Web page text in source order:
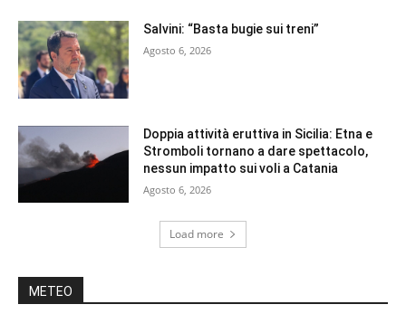
Salvini: “Basta bugie sui treni”
Agosto 6, 2026
Doppia attività eruttiva in Sicilia: Etna e
Stromboli tornano a dare spettacolo,
nessun impatto sui voli a Catania
Agosto 6, 2026
Load more
METEO